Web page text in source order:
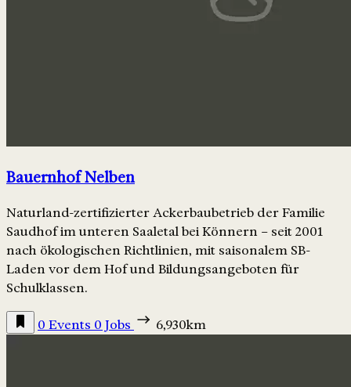
Bauernhof Nelben
Naturland-zertifizierter Ackerbaubetrieb der Familie
Saudhof im unteren Saaletal bei Könnern – seit 2001
nach ökologischen Richtlinien, mit saisonalem SB-
Laden vor dem Hof und Bildungsangeboten für
Schulklassen.
0 Events 0 Jobs 6,930km